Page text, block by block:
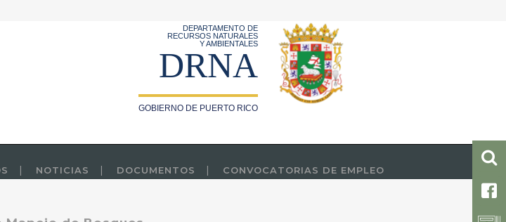
DEPARTAMENTO DE
RECURSOS NATURALES
Y AMBIENTALES
DRNA
GOBIERNO DE PUERTO RICO
NOTICIAS DOCUMENTOS CONVOCATORIAS DE EMPLEO